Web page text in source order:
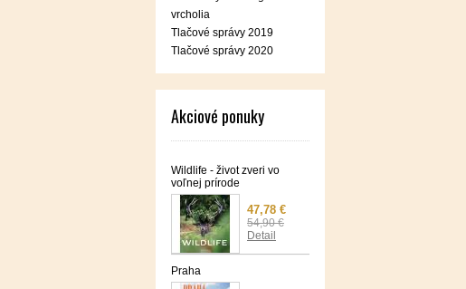
vrcholia
Tlačové správy 2019
Tlačové správy 2020
Akciové ponuky
Wildlife - život zveri vo
voľnej prírode
47,78 €
54,90 €
Detail
Praha